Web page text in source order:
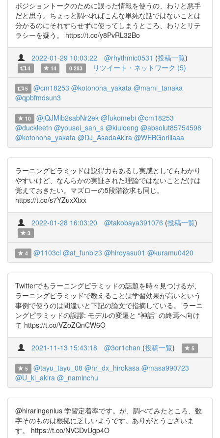
ポジショントークのために誤った情報を使うの、わりと悪手
だと思う。ちょっと調べればこんな単純な話ではないことは
分かるのにそれすらせずに使ってしまうところ、わりとリテ
ラシーを疑う。 https://t.co/y8PvRL32Bo
2022-01-29 10:03:22 @rhythmic0531 (投稿一覧)
4 14 0.283 リツイート・ネットワーク (5)
5 @cm18253 @kotonoha_yakata @mami_tanaka
@qpbfmdsun3
10 @jQJMib2sabNr2ek @fukomebi @cm18253
@duckleetn @yousei_san_s @kiuloeng @absolut85754598
@kotonoha_yakata @DJ_AsadaAkira @WEBGorillaaa
ラーニングピラミッドは説得力もあるし実感としてもわかり
やすいけど、なんらかの実証された理論ではないことだけは
覚えておきたい。マズローの5段階欲求も同じ。
https://t.co/s7YZuxXtxx
2022-01-28 16:03:20 @takobaya391076 (投稿一覧)
3
4 @1103cl @at_funbiz3 @hiroyasu01 @kuramu0420
Twitterでもラーニングピラミッドの話題を時々見つけるが、
ラーニングピラミッドで教えることは学習効果が高いという
事例で使うのは間違いと下記の論文で指摘している。 ラーニ
ングピラミッドの誤謬: モデルの変遷と “神話” の終焉へ向け
て https://t.co/VZoZQnCW6O
2021-11-13 15:43:18 @3or1chan (投稿一覧) 5
5 @tayu_tayu_08 @hr_dx_hirokasa @masa990723
@U_ki_akira @_naminchu
@hiraringenius 学習定着率です。が、調べてみたところ、数
字そのものは根拠に乏しいようです。ありがとうございま
す。 https://t.co/NVCDvUgp4O